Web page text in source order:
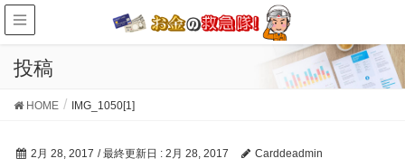
投稿
HOME IMG_1050[1]
2月 28, 2017 / 最終更新日 : 2月 28, 2017 Carddeadmin